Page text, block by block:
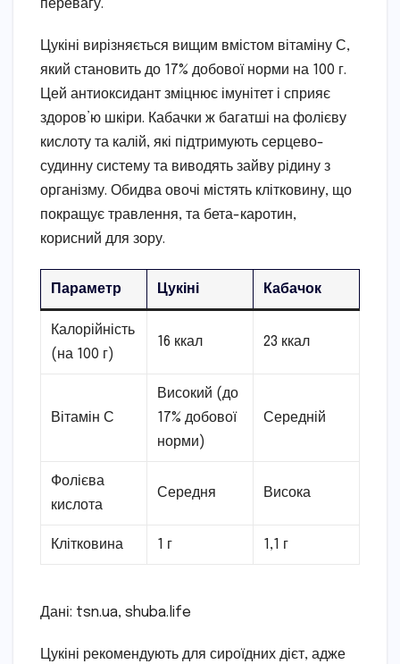
перевагу.
Цукіні вирізняється вищим вмістом вітаміну С,
який становить до 17% добової норми на 100 г.
Цей антиоксидант зміцнює імунітет і сприяє
здоров’ю шкіри. Кабачки ж багатші на фолієву
кислоту та калій, які підтримують серцево-
судинну систему та виводять зайву рідину з
організму. Обидва овочі містять клітковину, що
покращує травлення, та бета-каротин,
корисний для зору.
Параметр Цукіні Кабачок
Калорійність
(на 100 г)
16 ккал 23 ккал
Вітамін С
Високий (до
17% добової
норми)
Середній
Фолієва
кислота
Середня Висока
Клітковина 1 г 1,1 г
Дані: tsn.ua, shuba.life
Цукіні рекомендують для сироїдних дієт, адже